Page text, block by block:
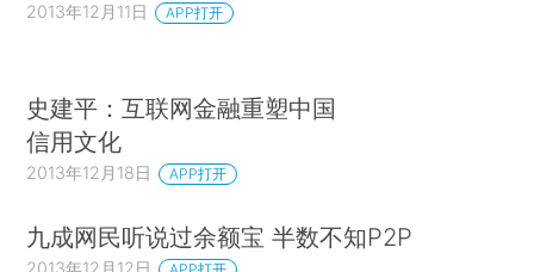
2013年12月11日 APP打开
史建平：互联网金融重塑中国
信用文化
2013年12月18日 APP打开
九成网民听说过余额宝 半数不知P2P
2013年12月12日